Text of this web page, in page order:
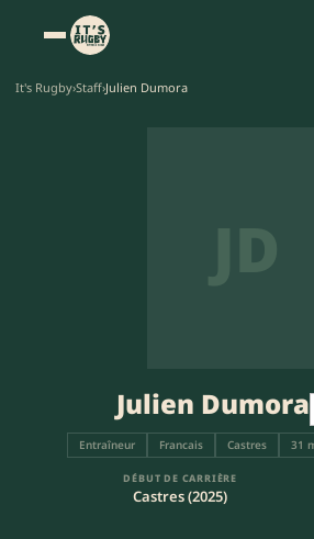
It's Rugby›Staff›Julien Dumora
JD
Julien Dumora
Entraîneur Francais Castres 31
DÉBUT DE CARRIÈRE
Castres (2025)